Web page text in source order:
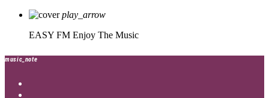
play_arrow
EASY FM Enjoy The Music
music_note